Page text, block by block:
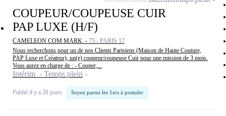
COUPEUR/COUPEUSE CUIR
PAP LUXE (H/F)
CAMELEON COM MARK - 75 - PARIS 17
Nous recherchons pour un de nos Clients Parisiens (Maison de Haute Couture,
PAP Luxe et Créateur), un(e) coupeur/coupeuse Cuir pour une mission de 3 mois.
Vous aurez en charge de : - Couper,...
Intérim - Temps plein
Publié il y a 28 jours Soyez parmi les 1ers à postuler